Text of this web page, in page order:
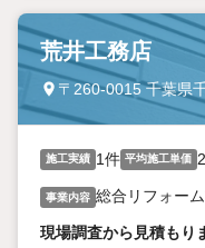
荒井工務店
〒260-0015 千葉県
施工実績 1件 平均施工単価
事業内容 総合リフォー
現場調査から見積もり